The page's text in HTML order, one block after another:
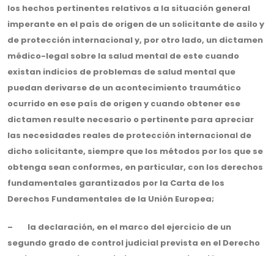
los hechos pertinentes relativos a la situación general
imperante en el país de origen de un solicitante de asilo y
de protección internacional y, por otro lado, un dictamen
médico-legal sobre la salud mental de este cuando
existan indicios de problemas de salud mental que
puedan derivarse de un acontecimiento traumático
ocurrido en ese país de origen y cuando obtener ese
dictamen resulte necesario o pertinente para apreciar
las necesidades reales de protección internacional de
dicho solicitante, siempre que los métodos por los que se
obtenga sean conformes, en particular, con los derechos
fundamentales garantizados por la Carta de los
Derechos Fundamentales de la Unión Europea;
– la declaración, en el marco del ejercicio de un
segundo grado de control judicial prevista en el Derecho